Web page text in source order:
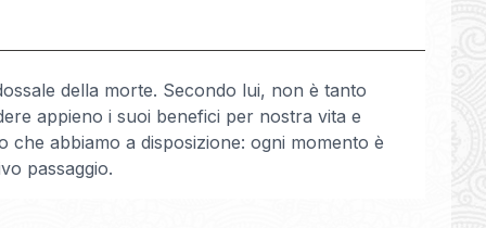
della morte. Secondo lui, non è tanto
appieno i suoi benefici per nostra vita e
abbiamo a disposizione: ogni momento è
passaggio.